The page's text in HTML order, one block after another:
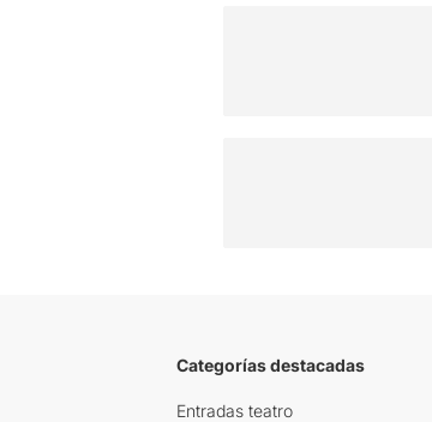
Categorías destacadas
Entradas teatro